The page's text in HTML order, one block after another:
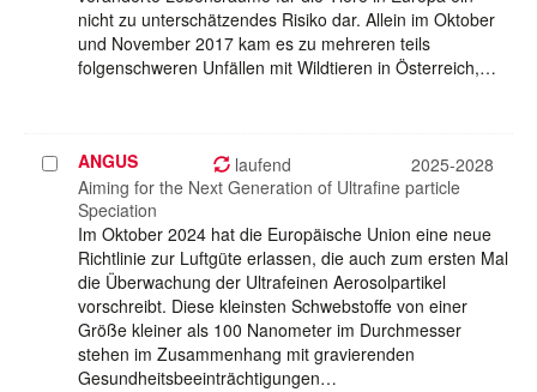
nicht zu unterschätzendes Risiko dar. Allein im Oktober
und November 2017 kam es zu mehreren teils
folgenschweren Unfällen mit Wildtieren in Österreich,…
Projekt
auswählen
ANGUS laufend
2025-2028
Aiming for the Next Generation of Ultrafine particle
Speciation
Im Oktober 2024 hat die Europäische Union eine neue
Richtlinie zur Luftgüte erlassen, die auch zum ersten Mal
die Überwachung der Ultrafeinen Aerosolpartikel
vorschreibt. Diese kleinsten Schwebstoffe von einer
Größe kleiner als 100 Nanometer im Durchmesser
stehen im Zusammenhang mit gravierenden
Gesundheitsbeeinträchtigungen…